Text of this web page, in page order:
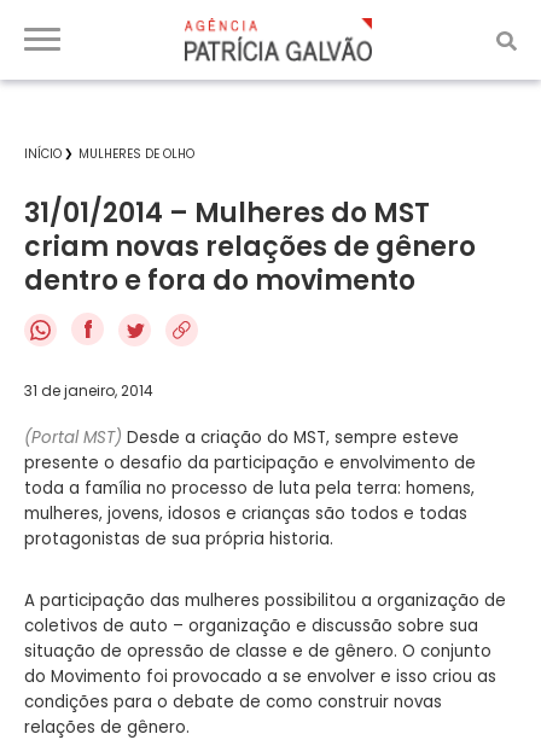
INÍCIO MULHERES DE OLHO
31/01/2014 – Mulheres do MST
criam novas relações de gênero
dentro e fora do movimento
f
31 de janeiro, 2014
(Portal MST) Desde a criação do MST, sempre esteve
presente o desafio da participação e envolvimento de
toda a família no processo de luta pela terra: homens,
mulheres, jovens, idosos e crianças são todos e todas
protagonistas de sua própria historia.
A participação das mulheres possibilitou a organização de
coletivos de auto – organização e discussão sobre sua
situação de opressão de classe e de gênero. O conjunto
do Movimento foi provocado a se envolver e isso criou as
condições para o debate de como construir novas
relações de gênero.